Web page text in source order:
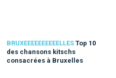
BRUXEEEEEEEEEELLES Top 10
des chansons kitschs
consacrées à Bruxelles
à Bruxelles